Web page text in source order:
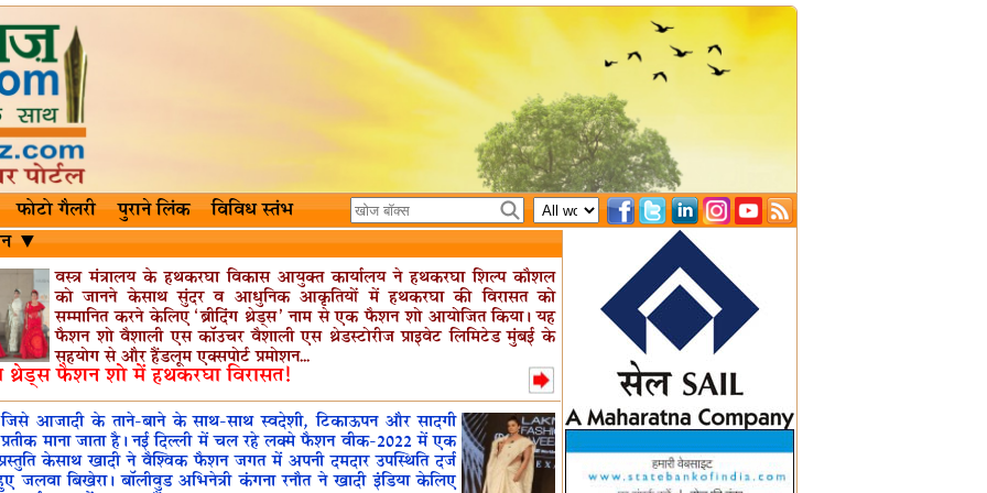
फोटो गैलरी पुराने लिंक विविध स्तंभ
▼
वस्त्र मंत्रालय के हथकरघा विकास आयुक्त कार्यालय ने हथकरघा शिल्प कौशल
को जानने केसाथ सुंदर व आधुनिक आकृतियों में हथकरघा की विरासत को
सम्मानित करने केलिए ‘ब्रीदिंग थ्रेड्स’ नाम से एक फैशन शो आयोजित किया। यह
फैशन शो वैशाली एस कॉउचर वैशाली एस थ्रेडस्टोरीज प्राइवेट लिमिटेड मुंबई के
सहयोग से और हैंडलूम एक्सपोर्ट प्रमोशन...
थ्रेड्स फैशन शो में हथकरघा विरासत!
जिसे आजादी के ताने-बाने के साथ-साथ स्वदेशी, टिकाऊपन और सादगी
माना जाता है। नई दिल्ली में चल रहे लक्मे फैशन वीक-2022 में एक
केसाथ खादी ने वैश्विक फैशन जगत में अपनी दमदार उपस्थिति दर्ज
जलवा बिखेरा। बॉलीवुड अभिनेत्री कंगना रनौत ने खादी इंडिया केलिए